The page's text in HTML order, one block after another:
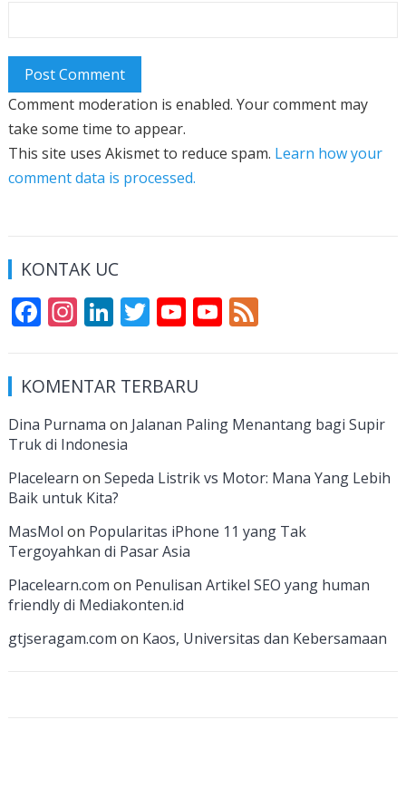
Comment moderation is enabled. Your comment may
take some time to appear.
This site uses Akismet to reduce spam. Learn how your
comment data is processed.
KONTAK UC
F
e
b
o
o
k
In
a
gr
a
m
Li
k
e
dI
n
T
itt
er
Y
u
T
u
e
Y
u
e
h
a
n
n
F
KOMENTAR TERBARU
Dina Purnama on Jalanan Paling Menantang bagi Supir
Truk di Indonesia
Placelearn on Sepeda Listrik vs Motor: Mana Yang Lebih
Baik untuk Kita?
MasMol on Popularitas iPhone 11 yang Tak
Tergoyahkan di Pasar Asia
Placelearn.com on Penulisan Artikel SEO yang human
friendly di Mediakonten.id
gtjseragam.com on Kaos, Universitas dan Kebersamaan